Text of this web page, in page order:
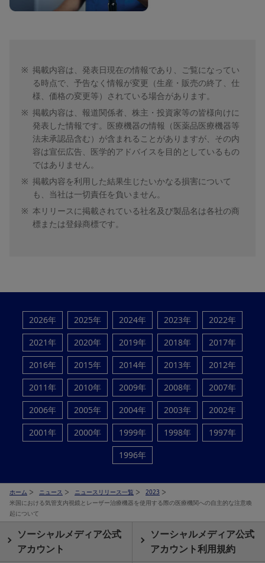
※ 掲載内容は、発表日現在の情報であり、ご覧になってい
る時点で、予告なく情報が変更（生産・販売の終了、仕
様、価格の変更等）されている場合があります。
※ 掲載内容は、報道関係者、株主・投資家等の皆様向けに
発表した情報です。医療機器の情報（医薬品医療機器等
法未承認品含む）が含まれることがありますが、その内
容は宣伝広告、医学的アドバイスを目的としているもの
ではありません。
※ 掲載内容を利用した結果生じたいかなる損害について
も、当社は一切責任を負いません。
※ 本リリースに掲載されている社名及び製品名は各社の商
標または登録商標です。
2026年 2025年 2024年 2023年
2022年
2021年
2020年 2019年 2018年
2017年
2016年
2015年 2014年 2013年
2012年
2011年
2010年 2009年 2008年
2007年
2006年
2005年 2004年 2003年
2002年
2001年
2000年 1999年 1998年
1997年
1996年
ホーム ニュース ニュースリリース一覧
2023
米国における気管支内視鏡とレーザー治療機器を使用する際の医療機関への自主的な注意喚
起について
ソーシャルメディア公式
アカウント
ソーシャルメディア公式
アカウント利用規約